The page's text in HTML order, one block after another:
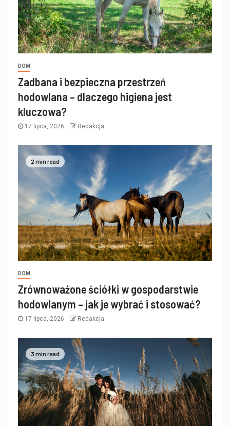
DOM
Zadbana i bezpieczna przestrzeń
hodowlana – dlaczego higiena jest
kluczowa?
17 lipca, 2026 Redakcja
2 min read
DOM
Zrównoważone ściółki w gospodarstwie
hodowlanym – jak je wybrać i stosować?
17 lipca, 2026 Redakcja
3 min read